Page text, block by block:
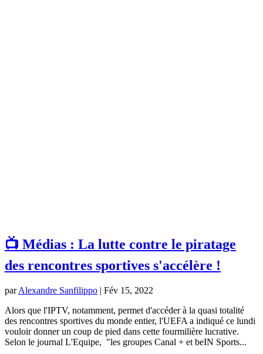
📺 Médias : La lutte contre le piratage
des rencontres sportives s'accélère !
parAlexandre Sanfilippo | Fév 15, 2022
Alors que l'IPTV, notamment, permet d'accéder à la quasi totalité
des rencontres sportives du monde entier, l'UEFA a indiqué ce lundi
vouloir donner un coup de pied dans cette fourmilière lucrative.
Selon le journal L'Equipe, "les groupes Canal + et beIN Sports...